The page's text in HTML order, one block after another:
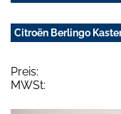
Citroën Berlingo
Preis:
MWSt: